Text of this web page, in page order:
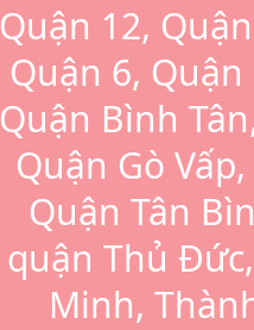
Quận 12,
Quận 6,
Quận Bình
Quận Gò
Quận Tân
quận Thủ
Minh,